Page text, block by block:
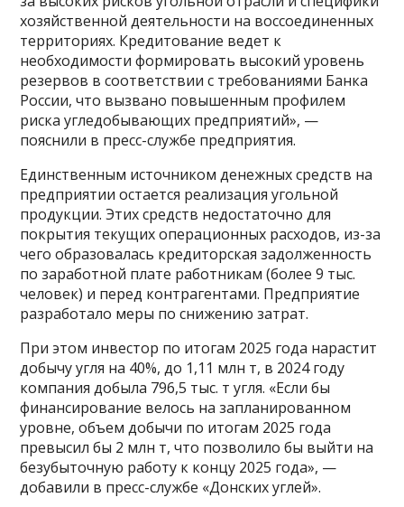
хозяйственной деятельности на воссоединенных
территориях. Кредитование ведет к
необходимости формировать высокий уровень
резервов в соответствии с требованиями Банка
России, что вызвано повышенным профилем
риска угледобывающих предприятий», —
пояснили в пресс-службе предприятия.
Единственным источником денежных средств на
предприятии остается реализация угольной
продукции. Этих средств недостаточно для
покрытия текущих операционных расходов, из-за
чего образовалась кредиторская задолженность
по заработной плате работникам (более 9 тыс.
человек) и перед контрагентами. Предприятие
разработало меры по снижению затрат.
При этом инвестор по итогам 2025 года нарастит
добычу угля на 40%, до 1,11 млн т, в 2024 году
компания добыла 796,5 тыс. т угля. «Если бы
финансирование велось на запланированном
уровне, объем добычи по итогам 2025 года
превысил бы 2 млн т, что позволило бы выйти на
безубыточную работу к концу 2025 года», —
добавили в пресс-службе «Донских углей».